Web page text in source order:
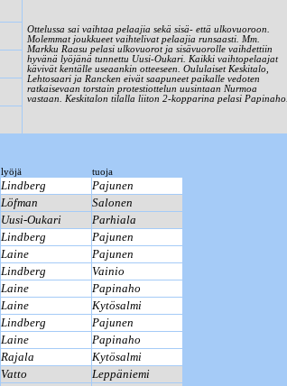
Ottelussa sai vaihtaa pelaajia sekä sisä- että ulkovuoroon.
Molemmat joukkueet vaihtelivat pelaajia runsaasti. Mm.
Markku Raasu pelasi ulkovuorot ja sisävuorolle vaihdettiin
hyvänä lyöjänä tunnettu Uusi-Oukari. Kaikki vaihtopelaajat
kävivät kentälle useaankin otteeseen. Oululaiset Keskitalo,
Lehtosaari ja Rancken eivät saapuneet paikalle vedoten
ratkaisevaan torstain protestiottelun uusintaan Nurmoa
vastaan. Keskitalon tilalla liiton 2-kopparina pelasi Papinaho.
lyöjä tuoja
Lindberg
Pajunen
Löfman
Salonen
Uusi-Oukari
Parhiala
Lindberg
Pajunen
Laine
Pajunen
Lindberg
Vainio
Laine
Papinaho
Laine
Kytösalmi
Lindberg
Pajunen
Laine
Papinaho
Rajala
Kytösalmi
Vatto
Leppäniemi